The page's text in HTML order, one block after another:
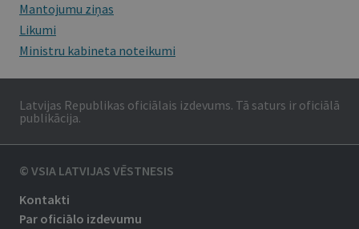
Mantojumu ziņas
Likumi
Ministru kabineta noteikumi
Latvijas Republikas oficiālais izdevums. Tā saturs ir oficiālā
publikācija.
© VSIA LATVIJAS VĒSTNESIS
Kontakti
Par oficiālo izdevumu